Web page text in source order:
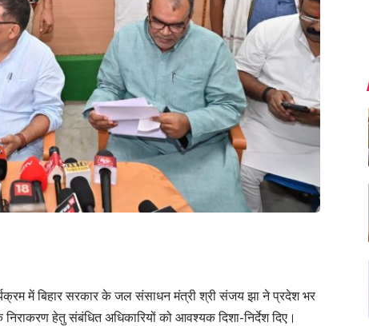
में बिहार सरकार के जल संसाधन मंत्री श्री संजय झा ने प्रदेश भर
हेतु संबंधित अधिकारियों को आवश्यक दिशा-निर्देश दिए।